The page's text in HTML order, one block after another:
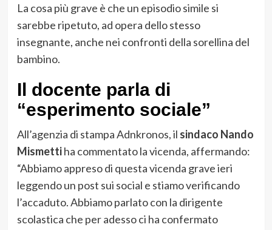
La cosa più grave è che un episodio simile si
sarebbe ripetuto, ad opera dello stesso
insegnante, anche nei confronti della sorellina del
bambino.
Il docente parla di
“esperimento sociale”
All’agenzia di stampa Adnkronos, il sindaco Nando
Mismettiha commentato la vicenda, affermando:
“Abbiamo appreso di questa vicenda grave ieri
leggendo un post sui social e stiamo verificando
l’accaduto. Abbiamo parlato con la dirigente
scolastica che per adesso ci ha confermato